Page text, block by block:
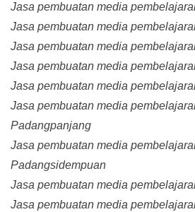
Jasa pembuatan media
Jasa pembuatan media
Jasa pembuatan media
Jasa pembuatan media
Jasa pembuatan media
Jasa pembuatan media
Padangpanjang
Jasa pembuatan media
Padangsidempuan
Jasa pembuatan media
Jasa pembuatan media